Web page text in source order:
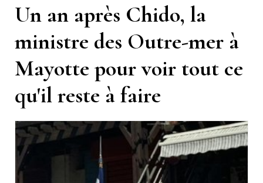
Un an après Chido, la
ministre des Outre-mer à
Mayotte pour voir tout ce
qu'il reste à faire